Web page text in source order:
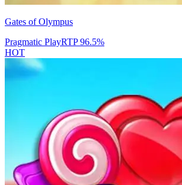
Gates of Olympus
Pragmatic PlayRTP96.5%
HOT